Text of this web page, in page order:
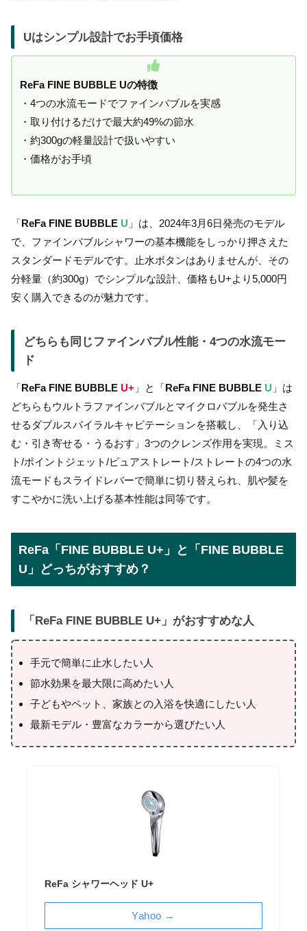
Uはシンプル設計でお手頃価格
ReFa FINE BUBBLE Uの特徴
・4つの水流モードでファインバブルを実感
・取り付けるだけで最大約49%の節水
・約300gの軽量設計で扱いやすい
・価格がお手頃
「ReFa FINE BUBBLE U 」は、2024年3月6日発売のモデル
で、ファインバブルシャワーの基本機能をしっかり押さえた
スタンダードモデルです。止水ボタンはありませんが、その
分軽量（約300g）でシンプルな設計、価格もU+より5,000円
安く購入できるのが魅力です。
どちらも同じファインバブル性能・4つの水流モー
ド
「ReFa FINE BUBBLE U+ 」と「ReFa FINE BUBBLE U 」は
どちらもウルトラファインバブルとマイクロバブルを発生さ
せるダブルスパイラルキャビテーションを搭載し、「入り込
む・引き寄せる・うるおす」3つのクレンズ作用を実現。ミス
ト/ポイントジェット/ピュアストレート/ストレートの4つの水
流モードもスライドレバーで簡単に切り替えられ、肌や髪を
すこやかに洗い上げる基本性能は同等です。
ReFa「FINE BUBBLE U+」と「FINE BUBBLE
U」どっちがおすすめ？
「 ReFa FINE BUBBLE U+ 」がおすすめな人
手元で簡単に止水したい人
節水効果を最大限に高めたい人
子どもやペット、家族との入浴を快適にしたい人
最新モデル・豊富なカラーから選びたい人
ReFa シャワーヘッド U+
Yahoo →